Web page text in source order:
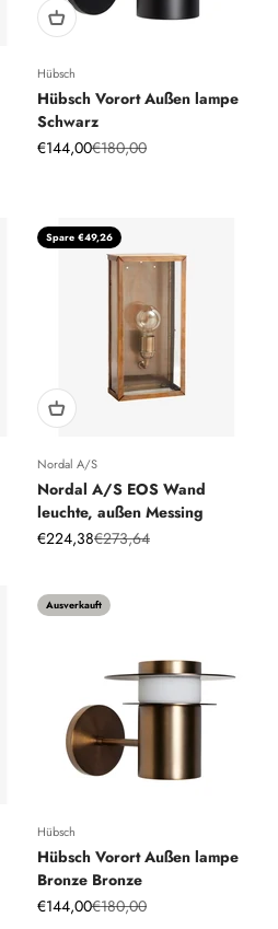
Hübsch
Hübsch Vorort Außen lampe
Schwarz
Angebot
€144,00Regulärer Preis
€180,00
Spare €49,26
Nordal A/S
Nordal A/S EOS Wand
leuchte, außen Messing
Angebot
€224,38Regulärer Preis
€273,64
Ausverkauft
Hübsch
Hübsch Vorort Außen lampe
Bronze Bronze
Angebot
€144,00Regulärer Preis
€180,00